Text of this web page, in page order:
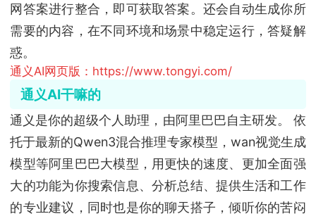
网答案进行整合，即可获取答案。还会自动生成你所
需要的内容，在不同环境和场景中稳定运行，答疑解
惑。
通义AI网页版：https://www.tongyi.com/
通义AI干嘛的
通义是你的超级个人助理，由阿里巴巴自主研发。 依
托于最新的Qwen3混合推理专家模型，wan视觉生成
模型等阿里巴巴大模型，用更快的速度、更加全面强
大的功能为你搜索信息、分析总结、提供生活和工作
的专业建议，同时也是你的聊天搭子，倾听你的苦闷